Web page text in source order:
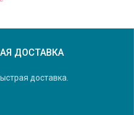
ДОСТАВКА
доставка.